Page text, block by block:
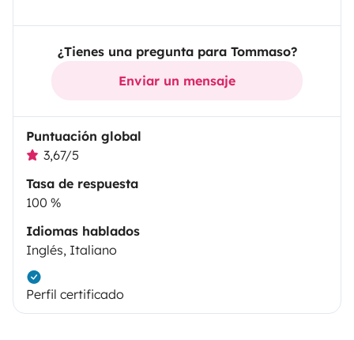
¿Tienes una pregunta para Tommaso?
Enviar un mensaje
Puntuación global
3,67/5
Tasa de respuesta
100 %
Idiomas hablados
Inglés, Italiano
Perfil certificado